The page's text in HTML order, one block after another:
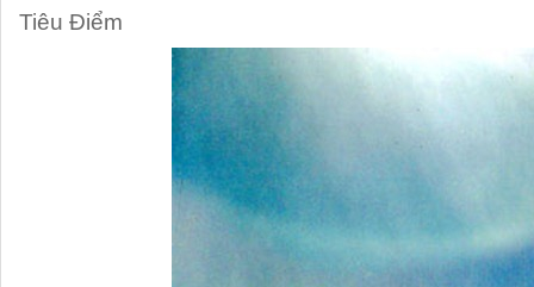
Tiêu Điểm